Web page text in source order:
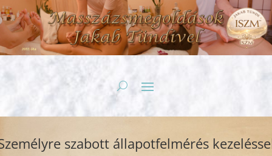
szabott állapotfelmérés kezeléssel